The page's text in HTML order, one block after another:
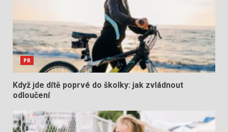
PR
Když jde dítě poprvé do školky: jak zvládnout
odloučení